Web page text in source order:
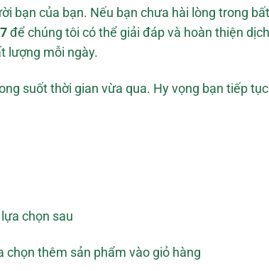
bạn của bạn. Nếu bạn chưa hài lòng trong
để chúng tôi có thể giải đáp và hoàn thiện
lượng mỗi ngày.
suốt thời gian vừa qua. Hy vọng bạn tiếp
chọn sau
chọn thêm sản phẩm vào giỏ hàng